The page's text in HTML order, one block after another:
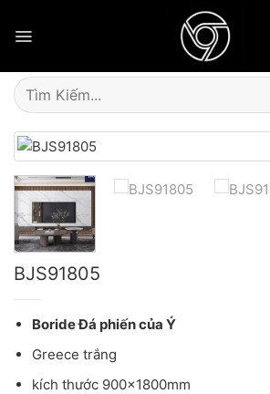
Tìm
kiếm:
BJS91805
Boride Đá phiến của Ý
Greece trắng
kích thước 900x1800mm